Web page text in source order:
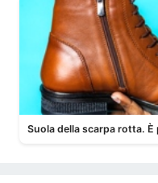
Suola della scarpa rotta.